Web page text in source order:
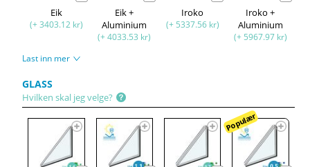
Eik
(+ 3403.12 kr)
Eik +
Aluminium
(+ 4033.53 kr)
Iroko
(+ 5337.56 kr)
Iroko +
Aluminium
(+ 5967.97 kr)
Last inn mer
GLASS
Hvilken skal jeg velge?
Populær